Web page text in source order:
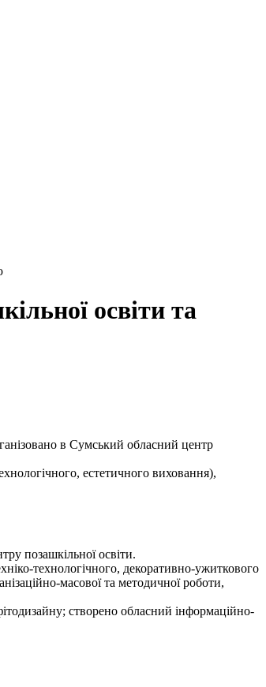
освіти та
в Сумський обласний центр
естетичного виховання),
позашкільної освіти.
технологічного, декоративно-ужиткового
масової та методичної роботи,
створено обласний інформаційно-